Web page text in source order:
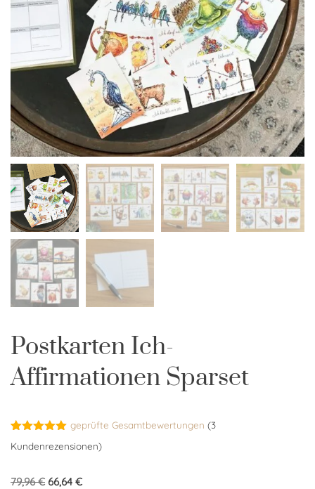
Postkarten Ich-
Affirmationen Sparset
Bewertet
mit5.00
auf
3
geprüfte Gesamtbewertungen (3
Kundenrezensionen)
79,96€ 66,64 €